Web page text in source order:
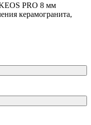
PRO 8 мм
керамогранита,